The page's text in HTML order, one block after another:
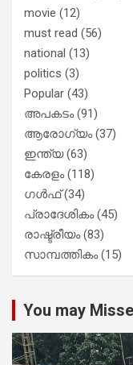
movie (12)
must read (56)
national (13)
politics (3)
Popular (43)
അപകടം(91)
ആരോഗ്യം(37)
ഇന്ത്യ(63)
കേരളം(118)
ഗൾഫ്(34)
പ്രാദേശികം(45)
രാഷ്ട്രീയം(83)
സാമ്പത്തികം(15)
You may